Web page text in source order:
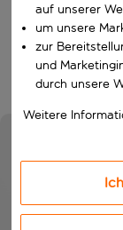
auf unserer
um unsere
zur
und
durch unsere
Weitere